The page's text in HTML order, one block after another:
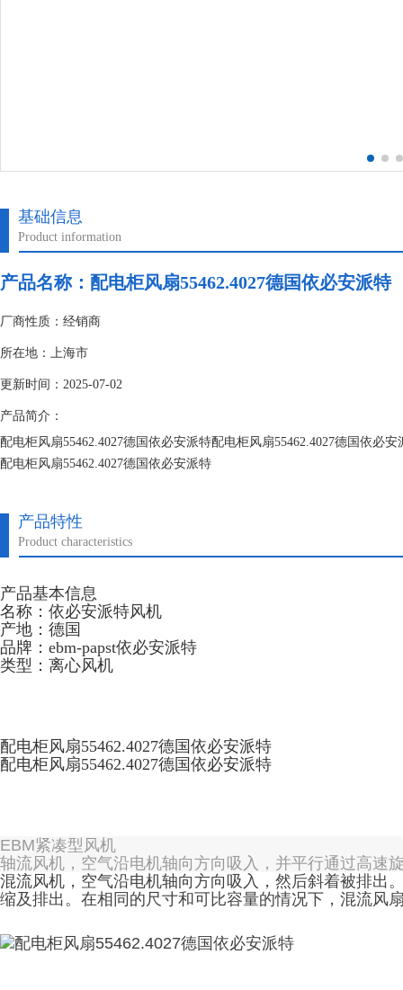
基础信息
Product information
产品名称：配电柜风扇55462.4027德国依必安派特
厂商性质：经销商
所在地：上海市
更新时间：2025-07-02
产品简介：
配电柜风扇55462.4027德国依必安派特配电柜风扇55462.4027德国依必安
配电柜风扇55462.4027德国依必安派特
产品特性
Product characteristics
产品基本信息
名称：依必安派特风机
产地：德国
品牌：ebm-papst依必安派特
类型：离心风机
配电柜风扇55462.4027德国依必安派特
配电柜风扇55462.4027德国依必安派特
EBM紧凑型风机
轴流风机，空气沿电机轴向方向吸入，并平行通过高速
混流风机，空气沿电机轴向方向吸入，然后斜着被排出
缩及排出。在相同的尺寸和可比容量的情况下，混流风